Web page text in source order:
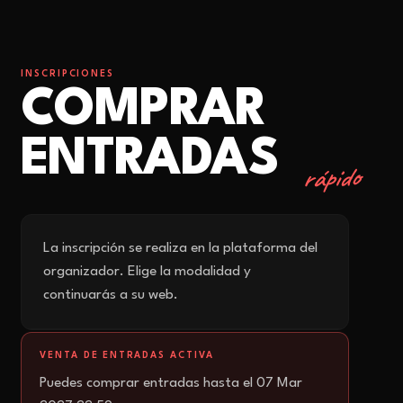
INSCRIPCIONES
COMPRAR
ENTRADAS
rápido
La inscripción se realiza en la plataforma del
organizador. Elige la modalidad y
continuarás a su web.
VENTA DE ENTRADAS ACTIVA
Puedes comprar entradas hasta el 07 Mar